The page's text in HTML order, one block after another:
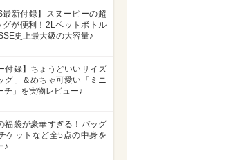
最新付録】スヌーピーの超
グが便利！2Lペットボトル
史上最大級の大容量♪
付録】ちょうどいいサイズ
グ」＆めちゃ可愛い「ミニ
チ」を実物レビュー♪
福袋が豪華すぎる！バッグ
ケットなど全5点の中身を
♪